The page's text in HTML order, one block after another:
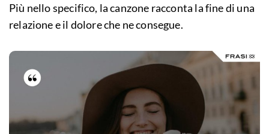
Più nello specifico, la canzone racconta la fine di una
relazione e il dolore che ne consegue.